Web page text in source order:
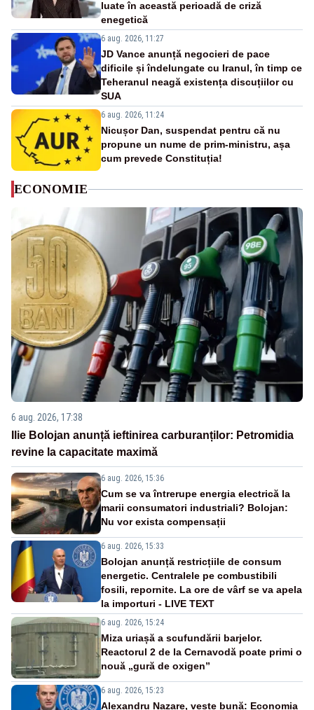
luate în această perioadă de criză
enegetică
6 aug. 2026, 11:27
JD Vance anunță negocieri de pace
dificile și îndelungate cu Iranul, în timp ce
Teheranul neagă existența discuțiilor cu
SUA
6 aug. 2026, 11:24
Nicușor Dan, suspendat pentru că nu
propune un nume de prim-ministru, așa
cum prevede Constituția!
ECONOMIE
6 aug. 2026, 17:38
Ilie Bolojan anunță ieftinirea carburanților: Petromidia
revine la capacitate maximă
6 aug. 2026, 15:36
Cum se va întrerupe energia electrică la
marii consumatori industriali? Bolojan:
Nu vor exista compensații
6 aug. 2026, 15:33
Bolojan anunță restricțiile de consum
energetic. Centralele pe combustibili
fosili, repornite. La ore de vârf se va apela
la importuri - LIVE TEXT
6 aug. 2026, 15:24
Miza uriașă a scufundării barjelor.
Reactorul 2 de la Cernavodă poate primi o
nouă „gură de oxigen”
6 aug. 2026, 15:23
Alexandru Nazare, veste bună: Economia